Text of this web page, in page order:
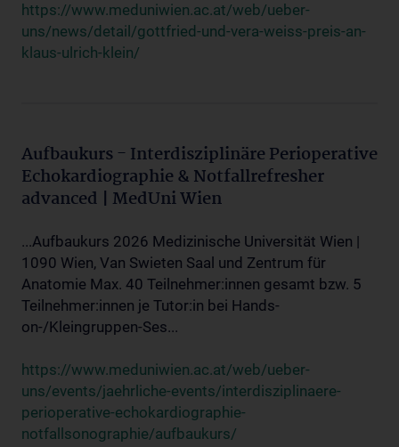
https://www.meduniwien.ac.at/web/ueber-
uns/news/detail/gottfried-und-vera-weiss-preis-an-
klaus-ulrich-klein/
Aufbaukurs - Interdisziplinäre Perioperative
Echokardiographie & Notfallrefresher
advanced | MedUni Wien
...Aufbaukurs 2026 Medizinische Universität Wien |
1090 Wien, Van Swieten Saal und Zentrum für
Anatomie Max. 40 Teilnehmer:innen gesamt bzw. 5
Teilnehmer:innen je Tutor:in bei Hands-
on-/Kleingruppen-Ses...
https://www.meduniwien.ac.at/web/ueber-
uns/events/jaehrliche-events/interdisziplinaere-
perioperative-echokardiographie-
notfallsonographie/aufbaukurs/